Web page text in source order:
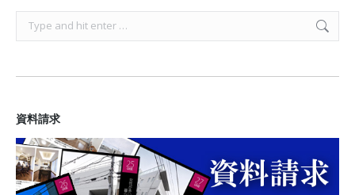
Search:
資料請求